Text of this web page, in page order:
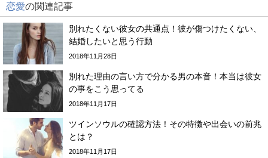
恋愛の関連記事
別れたくない彼女の共通点！彼が傷つけたくない、
結婚したいと思う行動
2018年11月28日
別れた理由の言い方で分かる男の本音！本当は彼女
の事をこう思ってる
2018年11月17日
ツインソウルの確認方法！その特徴や出会いの前兆
とは？
2018年11月17日